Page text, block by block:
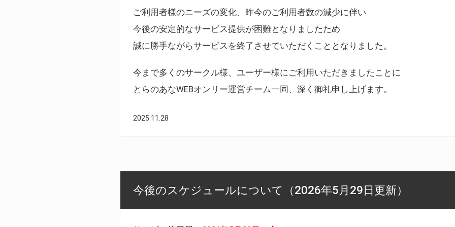
ご利用者様のニーズの変化、昨今のご利用者数の減少に伴い
今後の安定的なサービス提供が困難となりましたため
誠に勝手ながらサービスを終了させていただくこととなりました。
今まで多くのサークル様、ユーザー様にご利用いただきましたことに
とらのあなWEBオンリー運営チーム一同、深く御礼申し上げます。
2025.11.28
今後のスケジュールについて（2026年5月29日更新）